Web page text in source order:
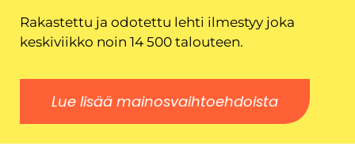
Rakastettu ja odotettu lehti ilmestyy joka
keskiviikko noin 14 500 talouteen.
Lue lisää mainosvaihtoehdoista